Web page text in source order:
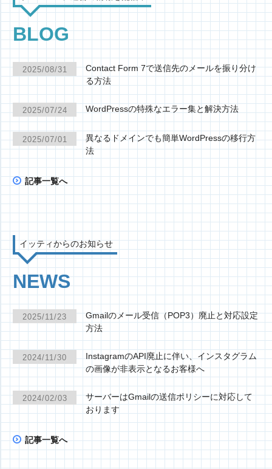
BLOG
2025/08/31
Contact Form 7で送信先のメールを振り分け
る方法
2025/07/24 WordPressの特殊なエラー集と解決方法
2025/07/01
異なるドメインでも簡単WordPressの移行方
法
記事一覧へ
イッティからのお知らせ
NEWS
2025/11/23
Gmailのメール受信（POP3）廃止と対応設定
方法
2024/11/30
InstagramのAPI廃止に伴い、インスタグラム
の画像が非表示となるお客様へ
2024/02/03
サーバーはGmailの送信ポリシーに対応して
おります
記事一覧へ